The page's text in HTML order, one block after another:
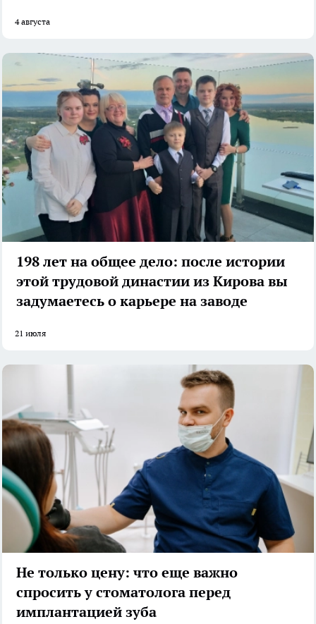
4 августа
198 лет на общее дело: после истории
этой трудовой династии из Кирова вы
задумаетесь о карьере на заводе
21 июля
Не только цену: что еще важно
спросить у стоматолога перед
имплантацией зуба